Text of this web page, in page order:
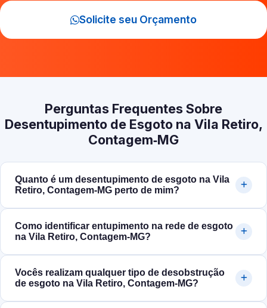
Solicite seu Orçamento
Perguntas Frequentes Sobre
Desentupimento de Esgoto na Vila Retiro,
Contagem‑MG
Quanto é um desentupimento de esgoto na Vila
Retiro, Contagem‑MG perto de mim?
Como identificar entupimento na rede de esgoto
na Vila Retiro, Contagem‑MG?
Vocês realizam qualquer tipo de desobstrução
de esgoto na Vila Retiro, Contagem‑MG?